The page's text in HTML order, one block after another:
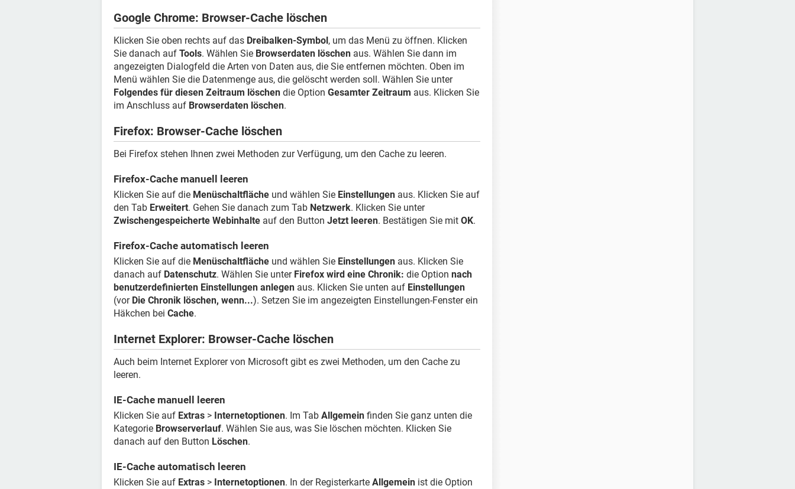
Google Chrome: Browser-Cache löschen
Klicken Sie oben rechts auf das Dreibalken-Symbol, um das Menü zu öffnen. Klicken
Sie danach auf Tools. Wählen Sie Browserdaten löschen aus. Wählen Sie dann im
angezeigten Dialogfeld die Arten von Daten aus, die Sie entfernen möchten. Oben im
Menü wählen Sie die Datenmenge aus, die gelöscht werden soll. Wählen Sie unter
Folgendes für diesen Zeitraum löschen die Option Gesamter Zeitraum aus. Klicken Sie
im Anschluss auf Browserdaten löschen.
Firefox: Browser-Cache löschen
Bei Firefox stehen Ihnen zwei Methoden zur Verfügung, um den Cache zu leeren.
Firefox-Cache manuell leeren
Klicken Sie auf die Menüschaltfläche und wählen Sie Einstellungen aus. Klicken Sie auf
den Tab Erweitert. Gehen Sie danach zum Tab Netzwerk. Klicken Sie unter
Zwischengespeicherte Webinhalte auf den Button Jetzt leeren. Bestätigen Sie mit OK.
Firefox-Cache automatisch leeren
Klicken Sie auf die Menüschaltfläche und wählen Sie Einstellungen aus. Klicken Sie
danach auf Datenschutz. Wählen Sie unter Firefox wird eine Chronik: die Option nach
benutzerdefinierten Einstellungen anlegen aus. Klicken Sie unten auf Einstellungen
(vor Die Chronik löschen, wenn...). Setzen Sie im angezeigten Einstellungen-Fenster ein
Häkchen bei Cache.
Internet Explorer: Browser-Cache löschen
Auch beim Internet Explorer von Microsoft gibt es zwei Methoden, um den Cache zu
leeren.
IE-Cache manuell leeren
Klicken Sie auf Extras > Internetoptionen. Im Tab Allgemein finden Sie ganz unten die
Kategorie Browserverlauf. Wählen Sie aus, was Sie löschen möchten. Klicken Sie
danach auf den Button Löschen.
IE-Cache automatisch leeren
Klicken Sie auf Extras > Internetoptionen. In der Registerkarte Allgemein ist die Option